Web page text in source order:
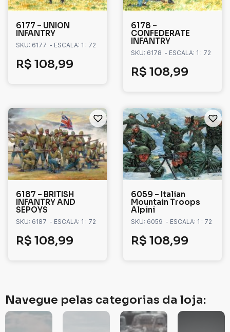
6177 – UNION
INFANTRY
SKU: 6177 - ESCALA: 1 : 72
R$ 108,99
6178 –
CONFEDERATE
INFANTRY
SKU: 6178 - ESCALA: 1 : 72
R$ 108,99
6187 – BRITISH
INFANTRY AND
SEPOYS
SKU: 6187 - ESCALA: 1 : 72
R$ 108,99
6059 – Italian
Mountain Troops
Alpini
SKU: 6059 - ESCALA: 1 : 72
R$ 108,99
Navegue pelas categorias da loja: